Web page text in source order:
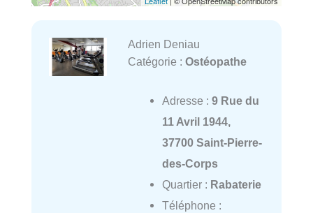
Adrien Deniau
Catégorie : Ostéopathe
Adresse : 9 Rue du
11 Avril 1944,
37700 Saint-Pierre-
des-Corps
Quartier : Rabaterie
Téléphone :